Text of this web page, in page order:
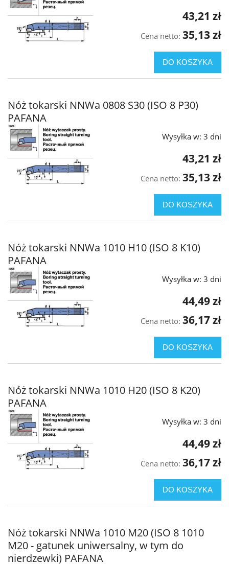
43,21 zł
Cena netto: 35,13 zł
DO KOSZYKA
Nóż tokarski NNWa 0808 S30 (ISO 8 P30)
PAFANA
Wysyłka w: 3 dni
43,21 zł
Cena netto: 35,13 zł
DO KOSZYKA
Nóż tokarski NNWa 1010 H10 (ISO 8 K10)
PAFANA
Wysyłka w: 3 dni
44,49 zł
Cena netto: 36,17 zł
DO KOSZYKA
Nóż tokarski NNWa 1010 H20 (ISO 8 K20)
PAFANA
Wysyłka w: 3 dni
44,49 zł
Cena netto: 36,17 zł
DO KOSZYKA
Nóż tokarski NNWa 1010 M20 (ISO 8 1010
M20 - gatunek uniwersalny, w tym do
nierdzewki) PAFANA